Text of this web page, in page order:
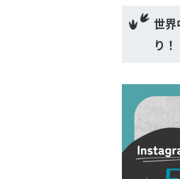
世
り！